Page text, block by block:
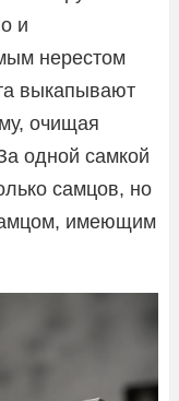
и
нерестом
выкапывают
очищая
одной самкой
самцов, но
имеющим